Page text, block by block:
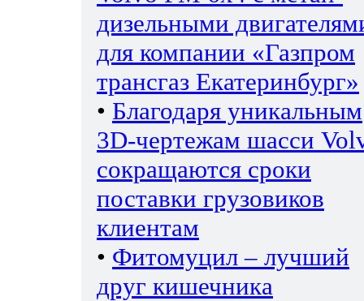
дизельными
для компании «Газпром
трансгаз Екатеринбург»
• Благодаря уникальным
3D-чертежам шасси
сокращаются сроки
поставки грузовиков
клиентам
• Фитомуцил – лучший
друг кишечника